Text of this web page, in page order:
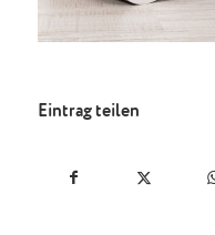
Eintrag teilen